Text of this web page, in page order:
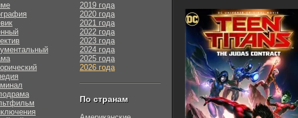
2019 года
2020 года
2021 года
2022 года
2023 года
2024 года
2025 года
2026 года
По странам